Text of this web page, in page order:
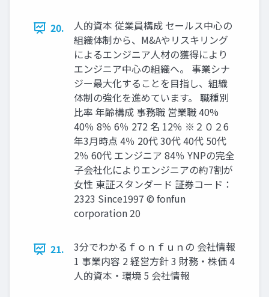
20.
人的資本 従業員構成 セールス中心の
組織体制から、M&Aやリスキリング
によるエンジニア人材の獲得により
エンジニア中心の組織へ。 事業シナ
ジー最大化することを目指し、組織
体制の強化を進めています。 職種別
比率 年齢構成 事務職 営業職 40%
40％ 8％ 6％ 272 名 12％ ※２０２6
年3月時点 4％ 20代 30代 40代 50代
2％ 60代 エンジニア 84％ YNPの完全
子会社化によりエンジニアの約7割が
女性 東証スタンダード 証券コード：
2323 Since1997 © fonfun
corporation 20
21.
3分でわかるｆｏｎｆｕｎの 会社情報
1 事業内容 2 経営方針 3 財務・株価 4
人的資本・環境 5 会社情報